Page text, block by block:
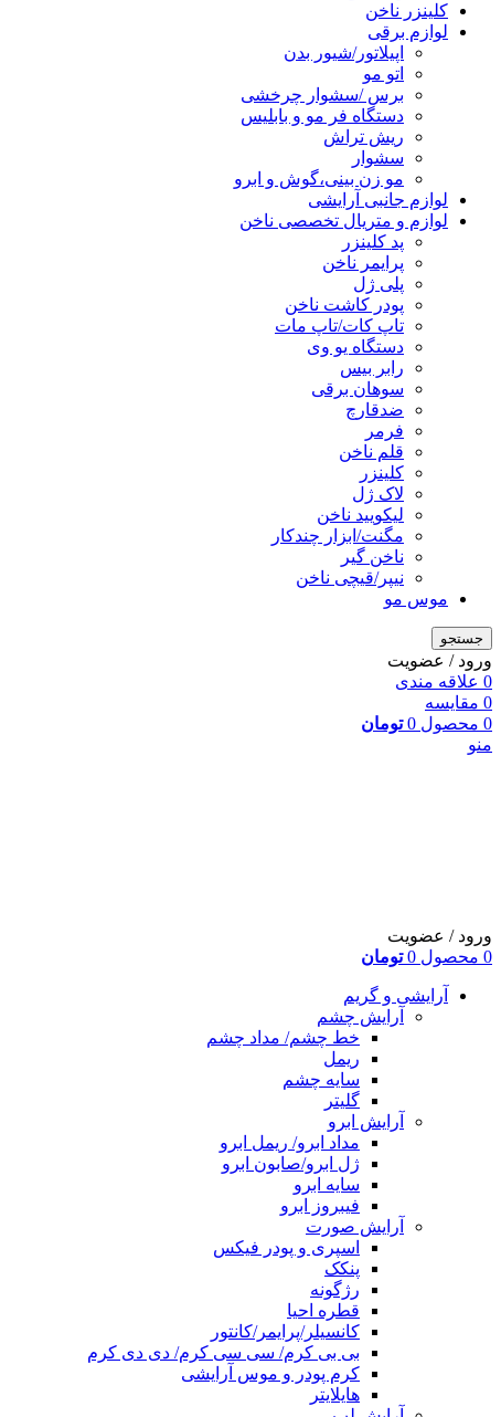
کلینزر ناخن
لوازم برقی
اپیلاتور/شیور بدن
اتو مو
برس /سشوار چرخشی
دستگاه فر مو و بابلیس
ریش تراش
سشوار
مو زن بینی،گوش و ابرو
لوازم جانبی آرایشی
لوازم و متریال تخصصی ناخن
پد کلینزر
پرایمر ناخن
پلی ژل
پودر کاشت ناخن
تاپ کات/تاپ مات
دستگاه یو وی
رابر بیس
سوهان برقی
ضدقارچ
فرمر
قلم ناخن
کلینزر
لاک ژل
لیکوييد ناخن
مگنت/ابزار چندکار
ناخن گیر
نیپر/قیچی ناخن
موس مو
جستجو
ورود / عضویت
0 علاقه مندی
0 مقایسه
0 محصول 0 تومان
منو
ورود / عضویت
0 محصول 0 تومان
آرایشی و گریم
آرایش چشم
خط چشم/ مداد چشم
ریمل
سایه چشم
گلیتر
آرایش ابرو
مداد ابرو/ ریمل ابرو
ژل ابرو/صابون ابرو
سایه ابرو
فیبروز ابرو
آرایش صورت
اسپری و پودر فیکس
پنکک
رژگونه
قطره احیا
کانسیلر/پرایمر/کانتور
بی بی کرم/ سی سی کرم/ دی دی کرم
کرم پودر و موس آرایشی
هایلایتر